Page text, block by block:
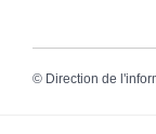
© Direction de